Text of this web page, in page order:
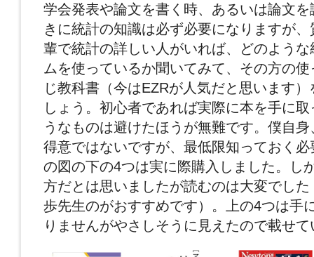
学会発表や論文を書く時、あるいは論文
きに統計の知識は必ず必要になりますが
輩で統計の詳しい人がいれば、どのよう
ムを使っているか聞いてみて、その方の
じ教科書（今はEZRが人気だと思います
しょう。初心者であれば実際に本を手に
うなものは避けたほうが無難です。僕自
得意ではないですが、最低限知っておく
の図の下の4つは実に際購入しました。し
方だとは思いましたが読むのは大変でし
歩先生のがおすすめです）。上の4つは手
りませんがやさしそうに見えたので載せて